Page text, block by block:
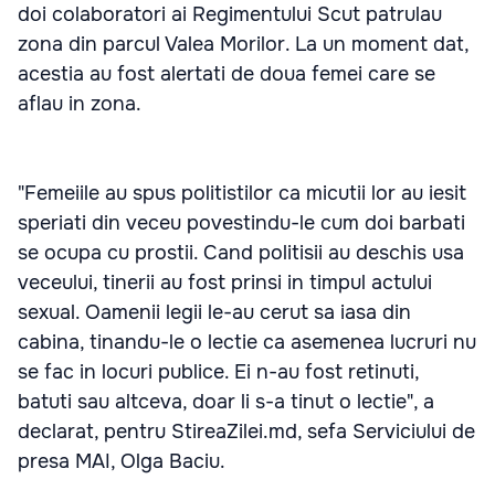
doi colaboratori ai Regimentului Scut patrulau
zona din parcul Valea Morilor. La un moment dat,
acestia au fost alertati de doua femei care se
aflau in zona.
"Femeiile au spus politistilor ca micutii lor au iesit
speriati din veceu povestindu-le cum doi barbati
se ocupa cu prostii. Cand politisii au deschis usa
veceului, tinerii au fost prinsi in timpul actului
sexual. Oamenii legii le-au cerut sa iasa din
cabina, tinandu-le o lectie ca asemenea lucruri nu
se fac in locuri publice. Ei n-au fost retinuti,
batuti sau altceva, doar li s-a tinut o lectie", a
declarat, pentru StireaZilei.md, sefa Serviciului de
presa MAI, Olga Baciu.